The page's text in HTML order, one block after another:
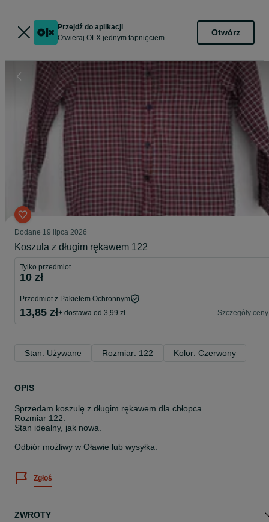
Przejdź do aplikacji
Otwieraj OLX jednym tapnięciem
Otwórz
Dodane 19 lipca 2026
Koszula z długim rękawem 122
Tylko przedmiot
10 zł
Przedmiot z Pakietem Ochronnym
13,85 zł+ dostawa od 3,99 zł Szczegóły ceny
Stan: Używane Rozmiar: 122 Kolor: Czerwony
OPIS
Sprzedam koszulę z długim rękawem dla chłopca.
Rozmiar 122.
Stan idealny, jak nowa.
Odbiór możliwy w Oławie lub wysyłka.
Zgłoś
ZWROTY